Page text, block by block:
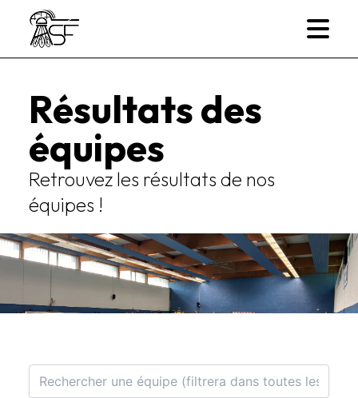
Résultats des
équipes
Retrouvez les résultats de nos
équipes !